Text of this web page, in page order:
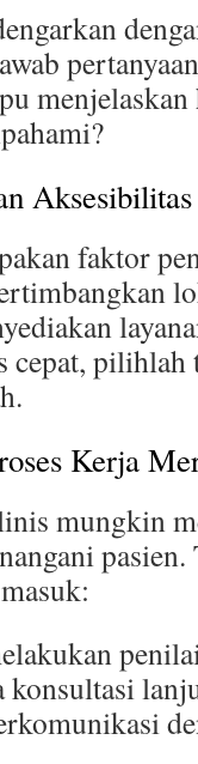
Aksesibilitas
faktor
cepat, pilihlah
Kerja
mungkin
pasien.
konsultasi